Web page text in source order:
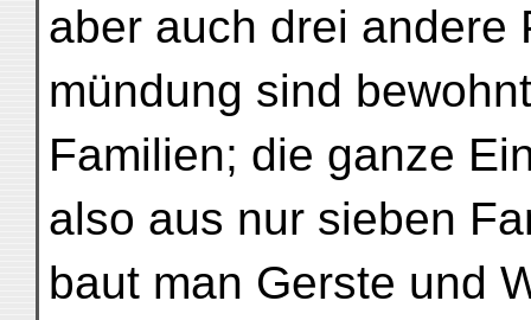
aber auch drei andere
mündung sind
Familien; die ganze
also aus nur sieben
baut man Gerste und